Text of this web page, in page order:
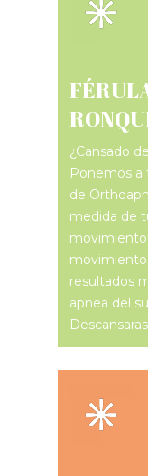
¿Cansado
Ponemos a
de
medida de
movimiento
resultados
apnea del